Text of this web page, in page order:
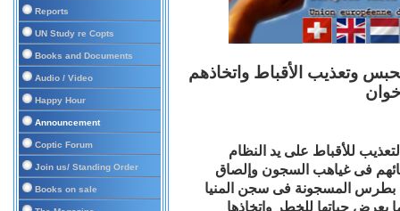
Reports
UN Study re Copts
Books and Documents
Audio / Video
Happy Hour
Announcement
Coptic Forum
Join us/ Standing Order
Books on sale
وتعذيب الأقباط واتخاذهم
للأقباط على يد النظام
فى غياهب السجون وإلصاق
بطرس المسجونة فى سجن المنيا
يعرض حياتها للخطر وإتخاذها